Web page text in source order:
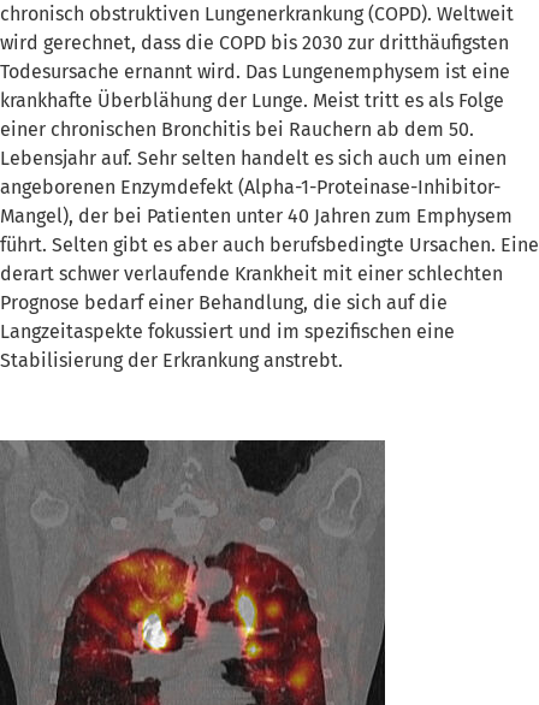
chronisch obstruktiven Lungenerkrankung (COPD). Weltweit
wird gerechnet, dass die COPD bis 2030 zur dritthäufigsten
Todesursache ernannt wird. Das Lungenemphysem ist eine
krankhafte Überblähung der Lunge. Meist tritt es als Folge
einer chronischen Bronchitis bei Rauchern ab dem 50.
Lebensjahr auf. Sehr selten handelt es sich auch um einen
angeborenen Enzymdefekt (Alpha-1-Proteinase-Inhibitor-
Mangel), der bei Patienten unter 40 Jahren zum Emphysem
führt. Selten gibt es aber auch berufsbedingte Ursachen. Eine
derart schwer verlaufende Krankheit mit einer schlechten
Prognose bedarf einer Behandlung, die sich auf die
Langzeitaspekte fokussiert und im spezifischen eine
Stabilisierung der Erkrankung anstrebt.